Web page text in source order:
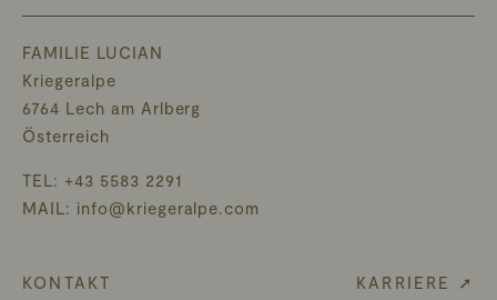
FAMILIE LUCIAN
Kriegeralpe
6764 Lech am Arlberg
Österreich
TEL: +43 5583 2291
MAIL: info@kriegeralpe.com
KONTAKT
KARRIERE ➚